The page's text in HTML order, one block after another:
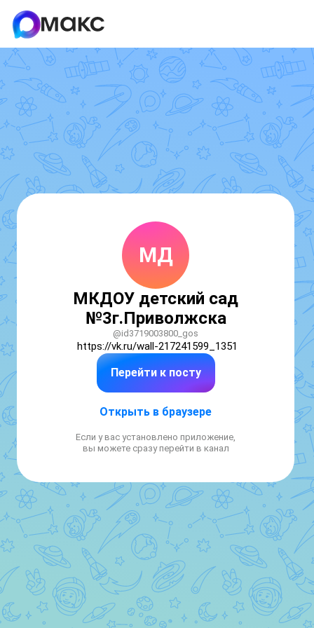
МД
МКДОУ детский сад
№3г.Приволжска
@id3719003800_gos
https://vk.ru/wall-217241599_1351
Перейти к посту
Открыть в браузере
Если у вас установлено приложение,
вы можете сразу перейти в канал